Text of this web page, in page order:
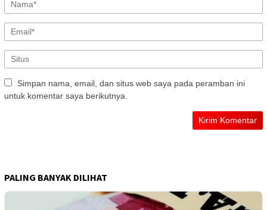
Simpan nama, email, dan situs web saya pada peramban ini
untuk komentar saya berikutnya.
PALING BANYAK DILIHAT